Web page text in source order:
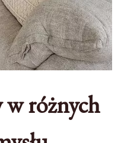
w różnych